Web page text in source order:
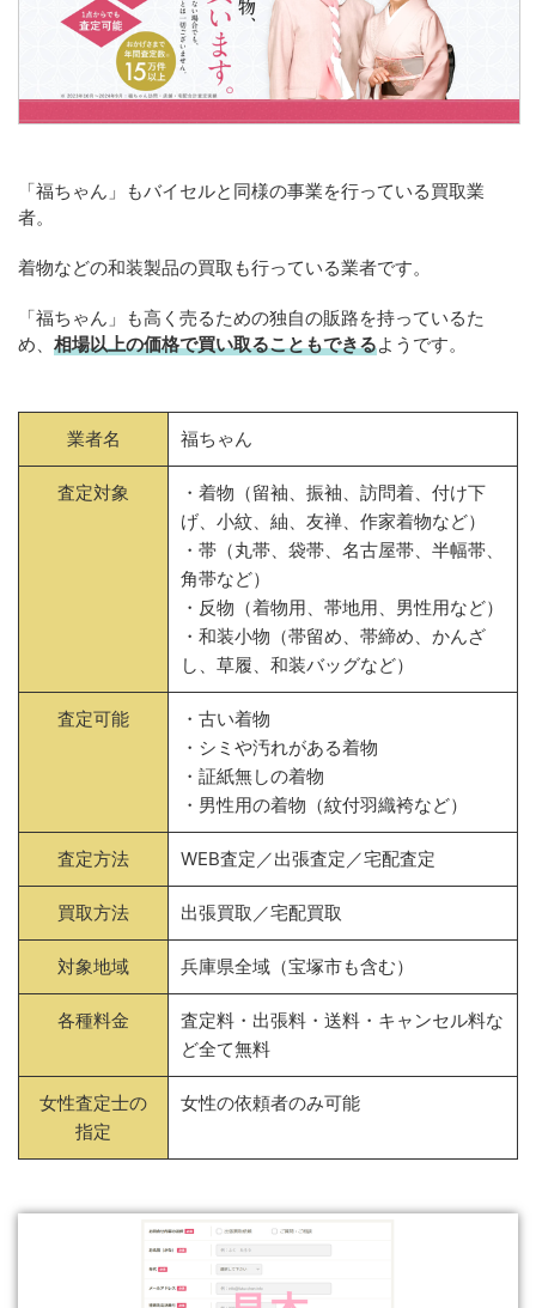
「福ちゃん」もバイセルと同様の事業を行っている買取業
者。
着物などの和装製品の買取も行っている業者です。
「福ちゃん」も高く売るための独自の販路を持っているた
め、 相場以上の価格で買い取ることもできるようです。
業者名 福ちゃん
査定対象
・着物（留袖、振袖、訪問着、付け下
げ、小紋、紬、友禅、作家着物など）
・帯（丸帯、袋帯、名古屋帯、半幅帯、
角帯など）
・反物（着物用、帯地用、男性用など）
・和装小物（帯留め、帯締め、かんざ
し、草履、和装バッグなど）
査定可能
・古い着物
・シミや汚れがある着物
・証紙無しの着物
・男性用の着物（紋付羽織袴など）
査定方法 WEB査定／出張査定／宅配査定
買取方法 出張買取／宅配買取
対象地域 兵庫県全域（宝塚市も含む）
各種料金
査定料・出張料・送料・キャンセル料な
ど全て無料
女性査定士の
指定
女性の依頼者のみ可能